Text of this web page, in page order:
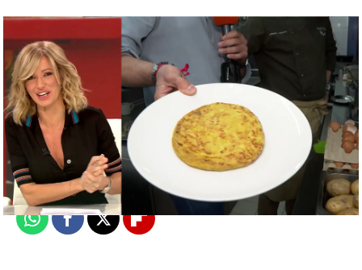
Fernando Roca
Publicado: 29 de marzo de 2023, 12:35
WhatsappFacebook
X Flipboard